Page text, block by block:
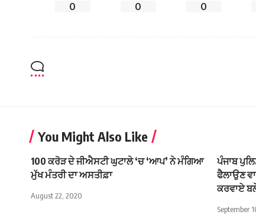
0 0 0
You Might Also Like
100 ਕਰੋੜ ਦੇ ਜੀਐਸਟੀ ਘੁਟਾਲੇ ‘ਚ ‘ਆਪ’ ਨੇ ਮੰਗਿਆ
ਮੁੱਖ ਮੰਤਰੀ ਦਾ ਅਸਤੀਫ਼ਾ
August 22, 2020
ਪੰਜਾਬ
ਫੈਲਾਉਣ
ਕਰਵਾਏ
September